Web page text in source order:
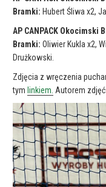
Bramki: Hubert Śliwa x2,
AP CANPACK Okocimski
Bramki: Oliwier Kukla x2,
Drużkowski.
Zdjęcia z wręczenia
tym linkiem. Autorem